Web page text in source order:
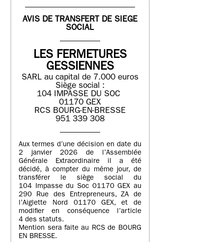
AVIS DE TRANSFERT DE SIEGE
SOCIAL
LES FERMETURES
GESSIENNES
SARL au capital de 7.000 euros
Siège social :
104 IMPASSE DU SOC
01170 GEX
RCS BOURG-EN-BRESSE
951 339 308
Aux termes d’une décision en date du
2 janvier 2026 de l’Assemblée
Générale Extraordinaire il a été
décidé, à compter du même jour, de
transférer le siège social du
104 Impasse du Soc 01170 GEX au
290 Rue des Entrepreneurs, ZA de
l’Aiglette Nord 01170 GEX, et de
modifier en conséquence l’article
4 des statuts.
Mention sera faite au RCS de BOURG
EN BRESSE.